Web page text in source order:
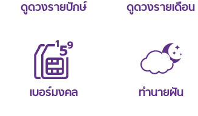
ดูดวงรายปักษ์ ดูดวงรายเดือน
เบอร์มงคล ทำนายฝัน